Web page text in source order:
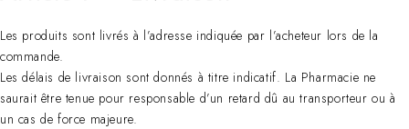
Les produits sont livrés à l’adresse indiquée par l’acheteur lors de la
commande.
Les délais de livraison sont donnés à titre indicatif. La Pharmacie ne
saurait être tenue pour responsable d’un retard dû au transporteur ou à
un cas de force majeure.